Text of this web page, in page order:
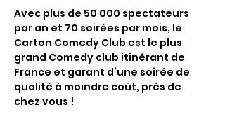
Avec plus de 50 000 spectateurs
par an et 70 soirées par mois, le
Carton Comedy Club est le plus
grand Comedy club itinérant de
France et garant d’une soirée de
qualité à moindre coût, près de
chez vous !